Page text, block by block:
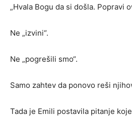
„Hvala Bogu da si došla. Popravi
Ne „izvini“.
Ne „pogrešili smo“.
Samo zahtev da ponovo reši
Tada je Emili postavila pitanje